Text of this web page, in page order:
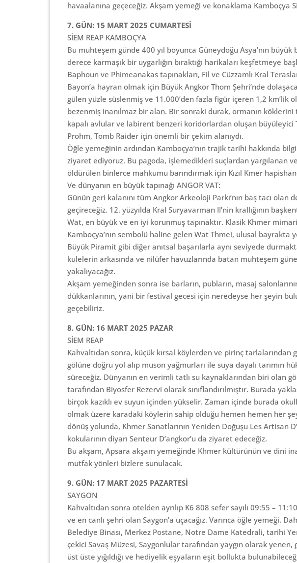
havaalanına geçeceğiz. Akşam yemeği ve konaklama Kamboçya
7. GÜN: 15 MART 2025 CUMARTESİ
SİEM REAP KAMBOÇYA
Bu muhteşem günde 400 yıl boyunca Güneydoğu Asya’nın
derece karmaşık bir uygarlığın bıraktığı harikaları keşfetmeye
Baphoun ve Phimeanakas tapınakları, Fil ve Cüzzamlı Kral
Bayon’a hayran olmak için Büyük Angkor Thom Şehri’nde
gülen yüzle süslenmiş ve 11.000’den fazla figür içeren 1,2 km’lik
bezenmiş inanılmaz bir alan. Bir sonraki durak, ormanın köklerini
kapalı avlular ve labirent benzeri koridorlardan oluşan büyüleyici
Prohm, Tomb Raider için önemli bir çekim alanıydı.
Öğle yemeğinin ardından Kamboçya’nın trajik tarihi hakkında
ziyaret ediyoruz. Bu pagoda, işlemedikleri suçlardan yargılanan
öldürülen binlerce mahkumu barındırmak için Kızıl Kmer
Ve dünyanın en büyük tapınağı ANGOR VAT:
Günün geri kalanını tüm Angkor Arkeoloji Parkı’nın baş tacı olan
geçireceğiz. 12. yüzyılda Kral Suryavarman II’nin krallığının
Wat, en büyük ve en iyi korunmuş tapınaktır. Klasik Khmer
Kamboçya’nın sembolü haline gelen Wat Thmei, ulusal bayrakta
Büyük Piramit gibi diğer anıtsal başarılarla aynı seviyede
kulelerin arkasında ve nilüfer havuzlarında batan muhteşem
yakalıyacağız.
Akşam yemeğinden sonra ise barların, pubların, masaj
dükkanlarının, yani bir festival gecesi için neredeyse her şeyin
geçebiliriz.
8. GÜN: 16 MART 2025 PAZAR
SİEM REAP
Kahvaltıdan sonra, küçük kırsal köylerden ve pirinç tarlalarından
gölüne doğru yol alıp muson yağmurları ile suya dayalı tarımın
süreceğiz. Dünyanın en verimli tatlı su kaynaklarından biri olan
tarafından Biyosfer Rezervi olarak sınıflandırılmıştır. Burada
birçok kazıklı ev suyun içinden yükselir. Zaman içinde burada
olmak üzere karadaki köylerin sahip olduğu hemen hemen her
dönüş yolunda, Khmer Sanatlarının Yeniden Doğuşu Les Artisan
kokularının diyarı Senteur D’angkor’u da ziyaret edeceğiz.
Bu akşam, Apsara akşam yemeğinde Khmer kültürünün ve dini
mutfak yönleri bizlere sunulacak.
9. GÜN: 17 MART 2025 PAZARTESİ
SAYGON
Kahvaltıdan sonra otelden ayrılıp K6 808 sefer sayılı 09:55 –
ve en canlı şehri olan Saygon’a uçacağız. Varınca öğle yemeği.
Belediye Binası, Merkez Postane, Notre Dame Katedrali, tarihi
çekici Savaş Müzesi, Saygonlular tarafından yaygın olarak
üst üste yığıldığı ve hediyelik eşyaların eşit bollukta